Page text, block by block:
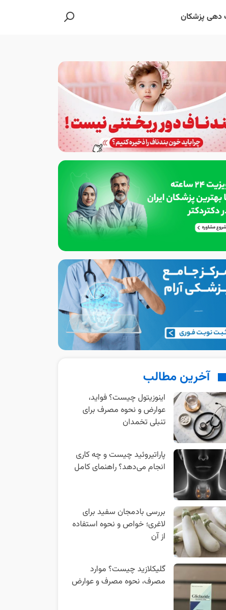
دهی پزشکان
آخرین مطالب
اینوزیتول چیست؟ فواید،
عوارض و نحوه مصرف برای
تنبلی تخمدان
پاراتیروئید چیست و چه کاری
انجام می‌دهد؟ راهنمای کامل
بررسی بادمجان سفید برای
لاغری؛ خواص و نحوه استفاده
از آن
گلیکلازید چیست؟ موارد
مصرف، نحوه مصرف و عوارض